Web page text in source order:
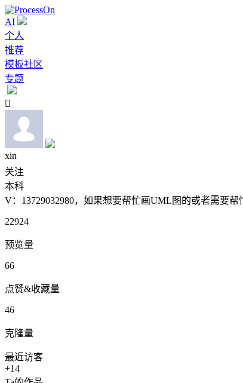
AI
个人
推荐
模板社区
专题

xin
关注
本科
V：13729032980，如果想要帮忙画UML图的或者需要
22924
预览量
66
点赞&收藏量
46
克隆量
最近访客
+14